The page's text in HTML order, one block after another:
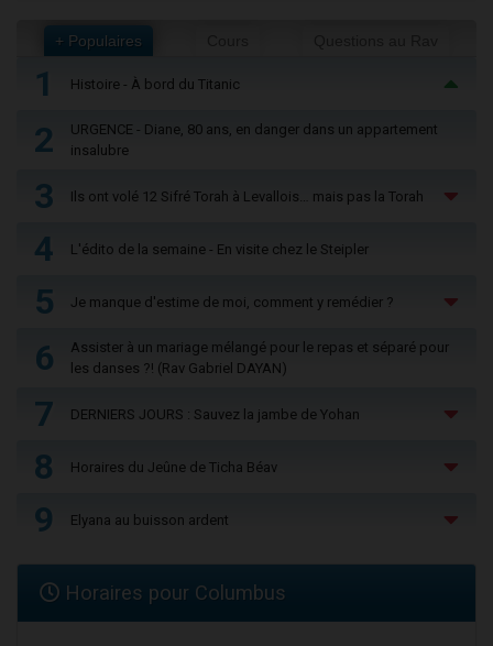
+ Populaires
1 Histoire - À bord du Titanic
2
URGENCE - Diane, 80 ans, en danger dans un appartement
insalubre
3 Ils ont volé 12 Sifré Torah à Levallois… mais pas la Torah
4 L'édito de la semaine - En visite chez le Steipler
5 Je manque d'estime de moi, comment y remédier ?
6
Assister à un mariage mélangé pour le repas et séparé pour
les danses ?! (Rav Gabriel DAYAN)
7 DERNIERS JOURS : Sauvez la jambe de Yohan
8 Horaires du Jeûne de Ticha Béav
9 Elyana au buisson ardent
Horaires pour Columbus